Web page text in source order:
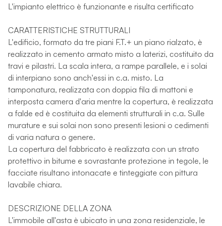
L'impianto elettrico è funzionante e risulta certificato
CARATTERISTICHE STRUTTURALI
L'edificio, formato da tre piani F.T.+ un piano rialzato, è
realizzato in cemento armato misto a laterizi, costituito da
travi e pilastri. La scala intera, a rampe parallele, e i solai
di interpiano sono anch'essi in c.a. misto. La
tamponatura, realizzata con doppia fila di mattoni e
interposta camera d'aria mentre la copertura, è realizzata
a falde ed è costituita da elementi strutturali in c.a. Sulle
murature e sui solai non sono presenti lesioni o cedimenti
di varia natura o genere.
La copertura del fabbricato è realizzata con un strato
protettivo in bitume e sovrastante protezione in tegole, le
facciate risultano intonacate e tinteggiate con pittura
lavabile chiara.
DESCRIZIONE DELLA ZONA
L'immobile all'asta è ubicato in una zona residenziale, le